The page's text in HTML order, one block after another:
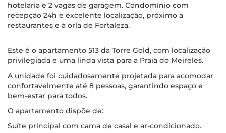
hotelaria e 2 vagas de garagem. Condomínio com
recepção 24h e excelente localização, próximo a
restaurantes e à orla de Fortaleza.
Este é o apartamento 513 da Torre Gold, com localização
privilegiada e uma linda vista para a Praia do Meireles.
A unidade foi cuidadosamente projetada para acomodar
confortavelmente até 8 pessoas, garantindo espaço e
bem-estar para todos.
O apartamento dispõe de:
Suíte principal com cama de casal e ar-condicionado.